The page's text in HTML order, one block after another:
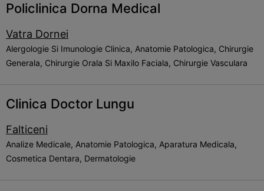
Policlinica Dorna Medical
Vatra Dornei
Alergologie Si Imunologie Clinica, Anatomie Patologica, Chirurgie
Generala, Chirurgie Orala Si Maxilo Faciala, Chirurgie Vasculara
Clinica Doctor Lungu
Falticeni
Analize Medicale, Anatomie Patologica, Aparatura Medicala,
Cosmetica Dentara, Dermatologie